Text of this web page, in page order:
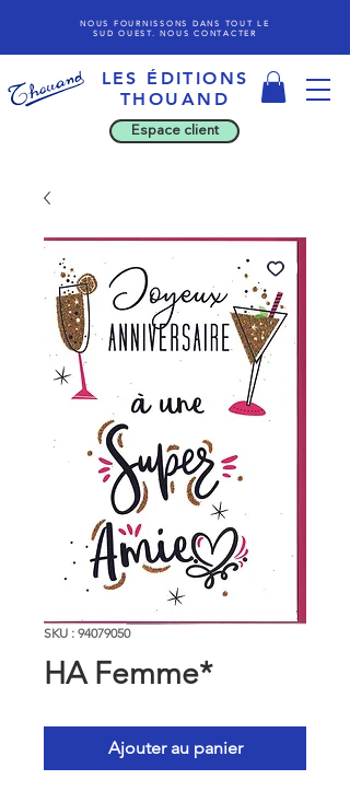
NOUS FOURNISSONS DANS TOUT LE
SUD OUEST. NOUS CONTACTER
LES ÉDITIONS
THOU AND
Espace client
SKU : 94079050
HA Femme*
Ajouter au panier